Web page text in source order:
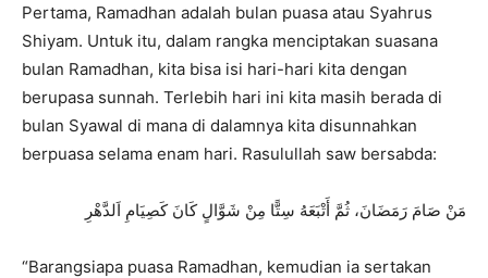
Pertama, Ramadhan adalah bulan puasa atau Syahrus
Shiyam. Untuk itu, dalam rangka menciptakan suasana
bulan Ramadhan, kita bisa isi hari-hari kita dengan
berupasa sunnah. Terlebih hari ini kita masih berada di
bulan Syawal di mana di dalamnya kita disunnahkan
berpuasa selama enam hari. Rasulullah saw bersabda:
مَنْ صَامَ رَمَضَانَ، ثُمَّ أَتْبَعَهُ سِتًّا مِنْ شَوَّالٍ كَانَ كَصِيَامِ اَلدَّهْرِ
“Barangsiapa puasa Ramadhan, kemudian ia sertakan